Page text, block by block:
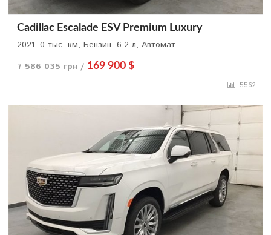
Cadillac Escalade ESV Premium Luxury
2021, 0 тыс. км, Бензин, 6.2 л, Автомат
7 586 035 грн / 169 900 $
5562